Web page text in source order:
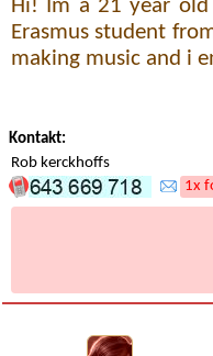
Hi! Im a 21 year
Erasmus student
making music and i
Kontakt:
Rob kerckhoffs
1x